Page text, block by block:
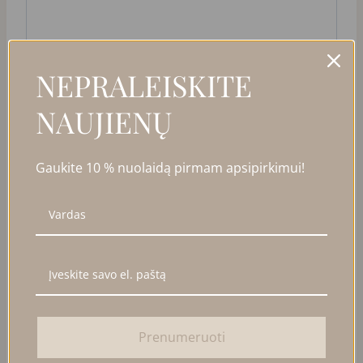
PANAŠŪS PRODUKTAI
STAMBESNIO PYNIMO
GRANDINĖLĖ SU
NEPRALEISKITE
NAUJIENŲ
Gaukite 10 % nuolaidą pirmam apsipirkimui!
Prenumeruoti